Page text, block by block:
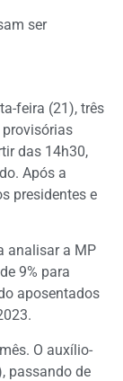
ser
feira (21), três
das 14h30,
Após a
presidentes e
analisar a MP
9% para
aposentados
O auxílio-
passando de